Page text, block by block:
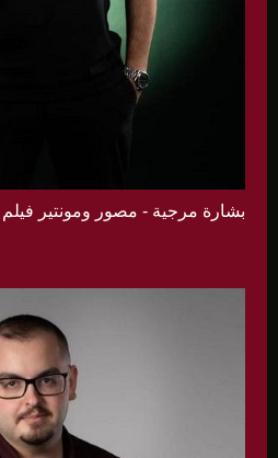
بشارة مرجية - مصور ومونتير فيلم